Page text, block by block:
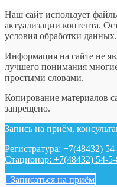
Наш сайт использует
актуализации контента.
условия обработки данных.
Информация на сайте не
лучшего понимания
простыми словами.
Копирование материалов
запрещено.
Запись на приём,
Регистратура: +7(48432)
Стационар: +7(48432) 54-
Записаться на приём